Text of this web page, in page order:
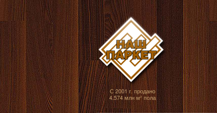
Паркет,
С 2001 г. продано
4.574 млн м² пола